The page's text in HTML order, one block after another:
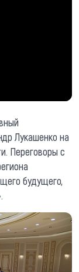
Лукашенко на
Переговоры с
будущего,